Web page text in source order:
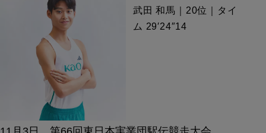
武田 和馬｜20位｜タイ
ム 29′24″14